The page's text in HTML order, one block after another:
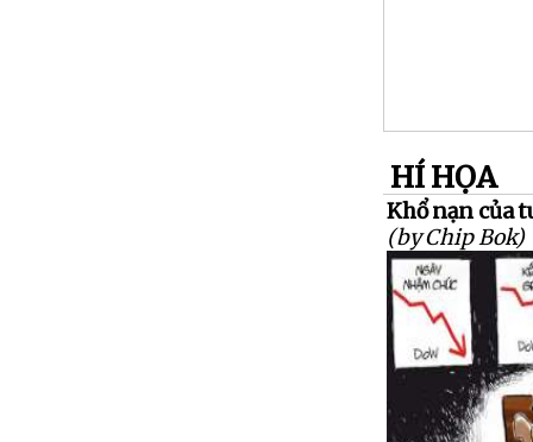
HÍ HỌA
Khổ nạn của
(by Chip Bok)